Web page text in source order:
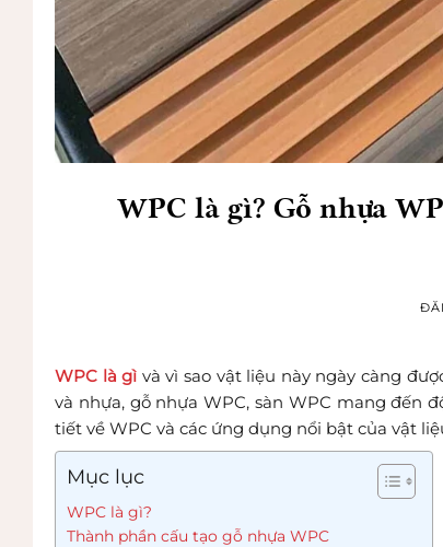
WPC là gì? Gỗ nhựa
WPC là gì và vì sao vật liệu này ngày càng
và nhựa, gỗ nhựa WPC, sàn WPC mang đến
tiết về WPC và các ứng dụng nổi bật của vật
Mục lục
WPC là gì?
Thành phần cấu tạo gỗ nhựa WPC